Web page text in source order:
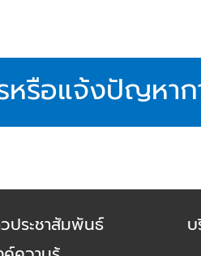
รือแจ้งปัญหาก
ประชาสัมพันธ์